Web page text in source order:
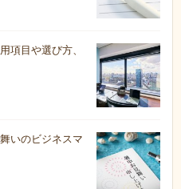
項目や選び方、
いのビジネスマ